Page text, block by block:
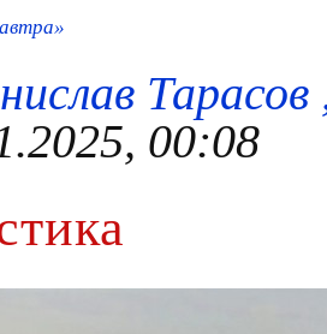
00:08